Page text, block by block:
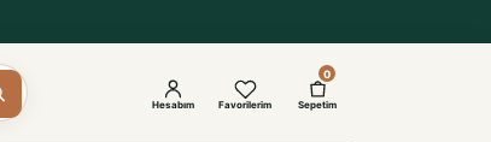
Hesabım Favorilerim
0
Sepetim